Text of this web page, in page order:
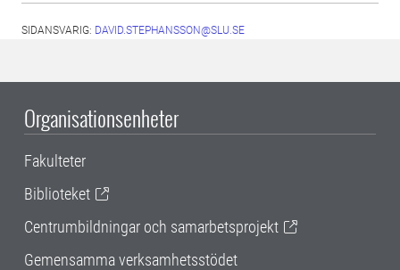
SIDANSVARIG: DAVID.STEPHANSSON@SLU.SE
Organisationsenheter
Fakulteter
Biblioteket
Centrumbildningar och samarbetsprojekt
Gemensamma verksamhetsstödet